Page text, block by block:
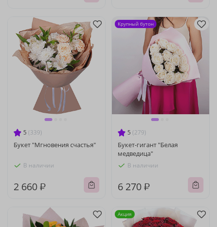
5 (339)
Букет "Мгновения счастья"
В наличии
2 660 ₽
5 (279)
Букет-гигант "Белая
медведица"
В наличии
6 270 ₽
Крупный бутон
Акция